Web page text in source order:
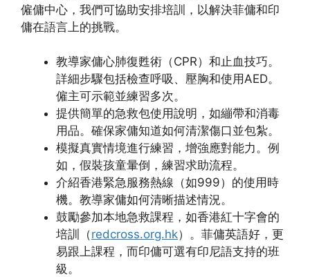
僱傭中心，我們可協助安排培訓，以解決菲傭和印
傭在語言上的挑戰。
教導家傭心肺復甦術（CPR）和止血技巧。
詳細步驟包括檢查呼吸、壓胸和使用AED。
僱主可示範並練習多次。
提供簡單的急救包使用說明，如繃帶和消毒
用品。確保家傭知道如何清潔傷口並包紮。
模擬真實情境進行練習，增強應對能力。例
如，假裝孩童暈倒，練習求助流程。
介紹香港緊急服務熱線（如999）的使用時
機。教導家傭如何清晰描述情況。
鼓勵參加本地急救課程，如香港紅十字會的
培訓（redcross.org.hk）。菲傭英語好，更
易跟上課程，而印傭可選有印尼語支持的班
級。